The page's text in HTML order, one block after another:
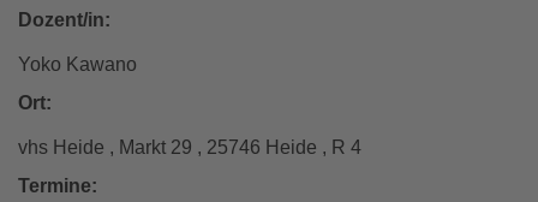
Dozent/in:
Yoko Kawano
Ort:
vhs Heide , Markt 29 , 25746 Heide , R 4
Termine: